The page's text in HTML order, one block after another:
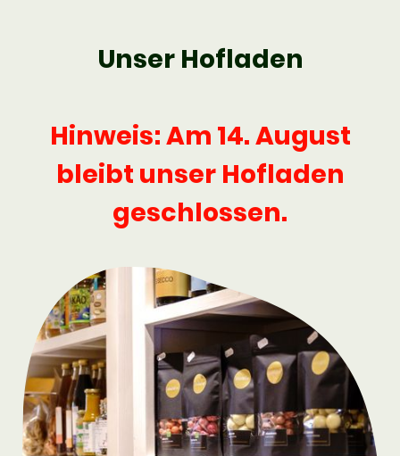
Unser Hofladen
Hinweis: Am 14. August
bleibt unser Hofladen
geschlossen.